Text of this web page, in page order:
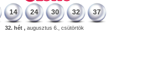
14 24 30 32 37
32. hét , augusztus 6., csütörtök